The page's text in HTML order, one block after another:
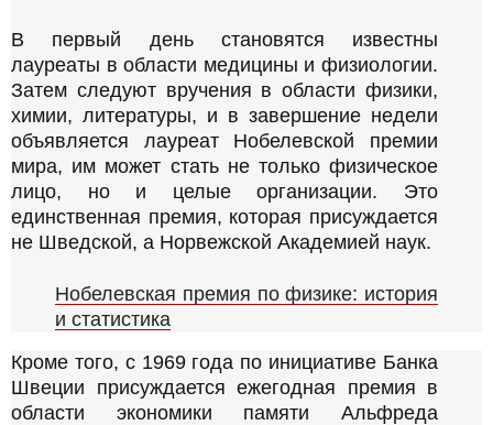
В первый день становятся известны
лауреаты в области медицины и физиологии.
Затем следуют вручения в области физики,
химии, литературы, и в завершение недели
объявляется лауреат Нобелевской премии
мира, им может стать не только физическое
лицо, но и целые организации. Это
единственная премия, которая присуждается
не Шведской, а Норвежской Академией наук.
Нобелевская премия по физике: история
и статистика
Кроме того, с 1969 года по инициативе Банка
Швеции присуждается ежегодная премия в
области экономики памяти Альфреда